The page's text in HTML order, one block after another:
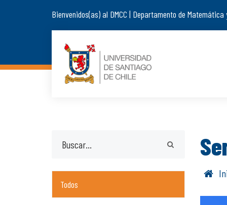
Bienvenidos(as) al DMCC | Departamento de
Todos